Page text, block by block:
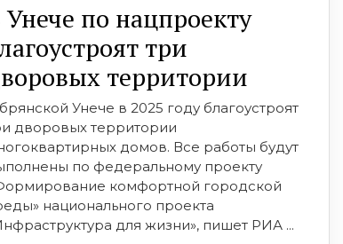
Унече по нацпроекту
три
территории
Унече в 2025 году благоустроят
дворовых территории
домов. Все работы будут
по федеральному проекту
комфортной городской
национального проекта
для жизни», пишет РИА ...